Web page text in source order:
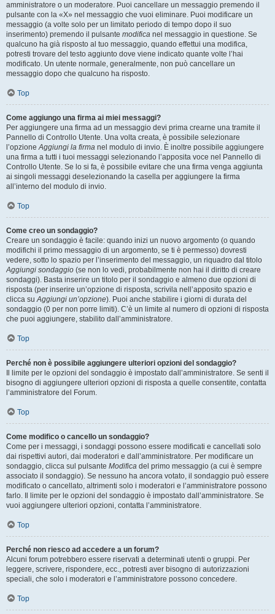
amministratore o un moderatore. Puoi cancellare un messaggio premendo il
pulsante con la «X» nel messaggio che vuoi eliminare. Puoi modificare un
messaggio (a volte solo per un limitato periodo di tempo dopo il suo
inserimento) premendo il pulsante modifica nel messaggio in questione. Se
qualcuno ha già risposto al tuo messaggio, quando effettui una modifica,
potresti trovare del testo aggiunto dove viene indicato quante volte l’hai
modificato. Un utente normale, generalmente, non può cancellare un
messaggio dopo che qualcuno ha risposto.
Top
Come aggiungo una firma ai miei messaggi?
Per aggiungere una firma ad un messaggio devi prima crearne una tramite il
Pannello di Controllo Utente. Una volta creata, è possibile selezionare
l’opzioneAggiungi la firma nel modulo di invio. È inoltre possibile aggiungere
una firma a tutti i tuoi messaggi selezionando l’apposita voce nel Pannello di
Controllo Utente. Se lo si fa, è possibile evitare che una firma venga aggiunta
ai singoli messaggi deselezionando la casella per aggiungere la firma
all’interno del modulo di invio.
Top
Come creo un sondaggio?
Creare un sondaggio è facile: quando inizi un nuovo argomento (o quando
modifichi il primo messaggio di un argomento, se ti è permesso) dovresti
vedere, sotto lo spazio per l’inserimento del messaggio, un riquadro dal titolo
Aggiungi sondaggio (se non lo vedi, probabilmente non hai il diritto di creare
sondaggi). Basta inserire un titolo per il sondaggio e almeno due opzioni di
risposta (per inserire un’opzione di risposta, scrivila nell’apposito spazio e
clicca suAggiungi un’opzione). Puoi anche stabilire i giorni di durata del
sondaggio (0 per non porre limiti). C’è un limite al numero di opzioni di risposta
che puoi aggiungere, stabilito dall’amministratore.
Top
Perché non è possibile aggiungere ulteriori opzioni del sondaggio?
Il limite per le opzioni del sondaggio è impostato dall’amministratore. Se senti il
bisogno di aggiungere ulteriori opzioni di risposta a quelle consentite, contatta
l’amministratore del Forum.
Top
Come modifico o cancello un sondaggio?
Come per i messaggi, i sondaggi possono essere modificati e cancellati solo
dai rispettivi autori, dai moderatori e dall’amministratore. Per modificare un
sondaggio, clicca sul pulsante Modifica del primo messaggio (a cui è sempre
associato il sondaggio). Se nessuno ha ancora votato, il sondaggio può essere
modificato o cancellato, altrimenti solo i moderatori e l’amministratore possono
farlo. Il limite per le opzioni del sondaggio è impostato dall’amministratore. Se
vuoi aggiungere ulteriori opzioni, contatta l’amministratore.
Top
Perché non riesco ad accedere a un forum?
Alcuni forum potrebbero essere riservati a determinati utenti o gruppi. Per
leggere, scrivere, rispondere, ecc., potresti aver bisogno di autorizzazioni
speciali, che solo i moderatori e l’amministratore possono concedere.
Top